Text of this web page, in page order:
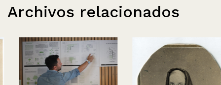
Archivos relacionados